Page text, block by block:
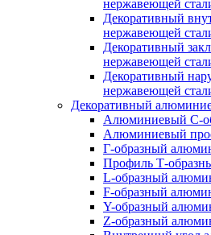
нержавеющей
Декоративный
нержавеющей
Декоративный
нержавеющей
Декоративный
нержавеющей
Декоративный
Алюминиевый С-
Алюминиевый
Г-образный
Профиль Т-
L-образный
F-образный
Y-образный
Z-образный